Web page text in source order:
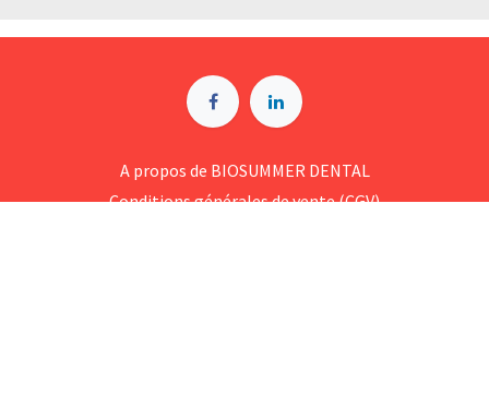
A p​ropos de BIOSUMMER DENTAL
Conditions générales d​e vente (CGV)